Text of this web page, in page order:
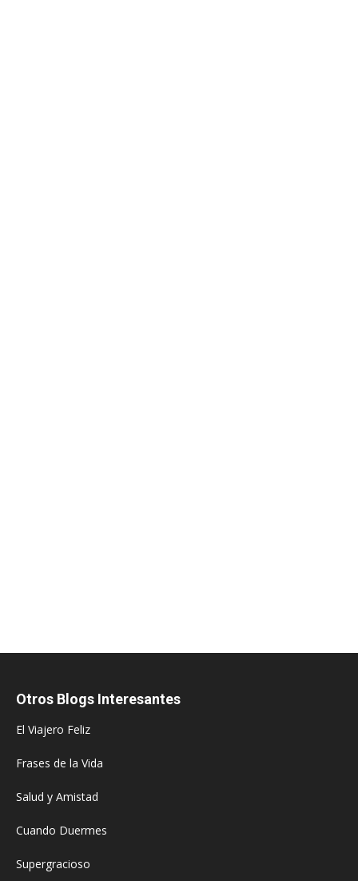
Otros Blogs Interesantes
El Viajero Feliz
Frases de la Vida
Salud y Amistad
Cuando Duermes
Supergracioso